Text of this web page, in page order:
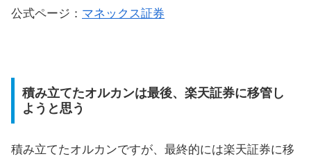
公式ページ： マネックス証券
積み立てたオルカンは最後、楽天証券に移管し
ようと思う
積み立てたオルカンですが、最終的には楽天証券に移